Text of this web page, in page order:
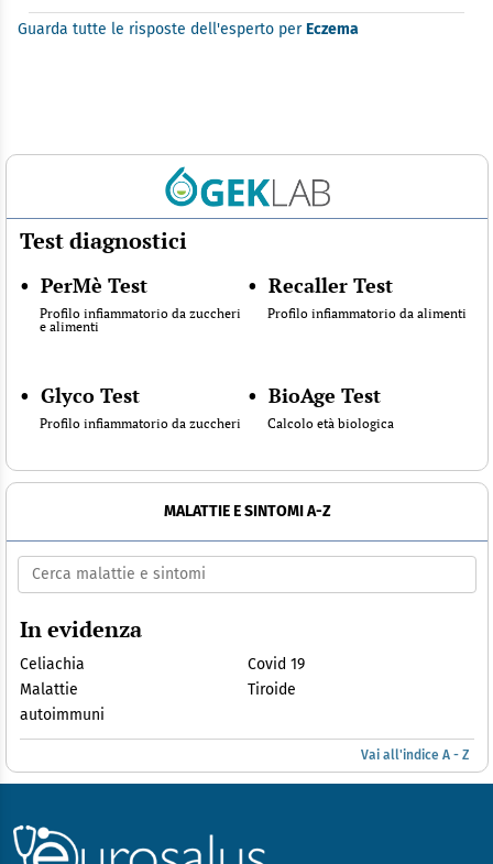
Guarda tutte le risposte dell'esperto perEczema
Test diagnostici
• PerMè Test
Profilo infiammatorio da zuccheri
e alimenti
• Recaller Test
Profilo infiammatorio da alimenti
• Glyco Test
Profilo infiammatorio da zuccheri
• BioAge Test
Calcolo età biologica
MALATTIE E SINTOMI A-Z
In evidenza
Celiachia
Covid 19
Malattie
autoimmuni
Tiroide
Vai all'indice A - Z